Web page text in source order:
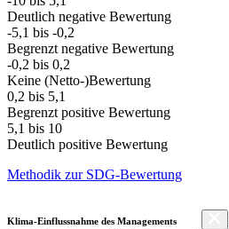
Deutlich negative Bewertung
-5,1 bis -0,2
Begrenzt negative Bewertung
-0,2 bis 0,2
Keine (Netto-)Bewertung
0,2 bis 5,1
Begrenzt positive Bewertung
5,1 bis 10
Deutlich positive Bewertung
Methodik zur SDG-Bewertung
Klima-Einflussnahme des Managements